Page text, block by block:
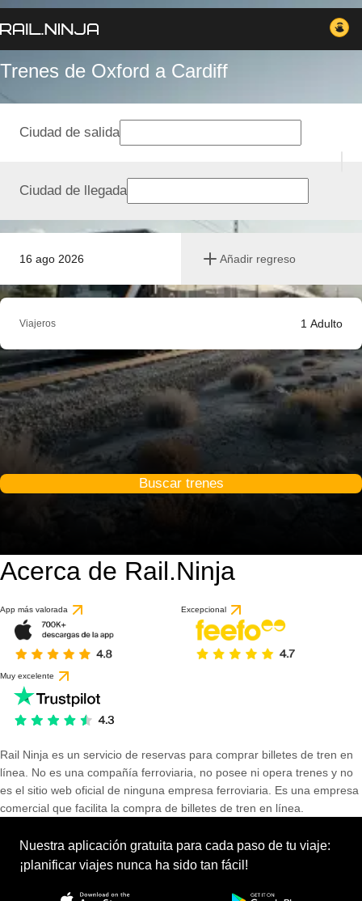
Trenes de Oxford a Cardiff
16 ago 2026 Añadir regreso
Ciudad de salida
Ciudad de llegada
Viajeros 1 Adulto
Buscar trenes
Acerca de Rail.Ninja
App más valorada Excepcional
Muy excelente
Rail Ninja es un servicio de reservas para comprar billetes de tren en
línea. No es una compañía ferroviaria, no posee ni opera trenes y no
es el sitio web oficial de ninguna empresa ferroviaria. Es una empresa
comercial que facilita la compra de billetes de tren en línea.
Nuestra aplicación gratuita para cada paso de tu viaje:
¡planificar viajes nunca ha sido tan fácil!